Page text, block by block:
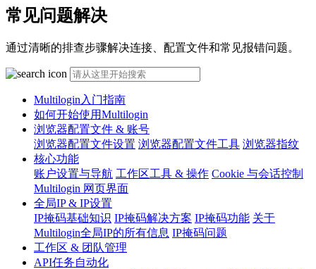
常见问题解决
通过清晰的排查步骤解决连接、配置文件和常见报错问题。
Multilogin入门指南
如何开始使用Multilogin
浏览器配置文件 & 账号
浏览器配置文件设置 浏览器配置文件工具 浏览器指纹
核心功能
账户设置与导航 工作区工具 & 操作 Cookie 与会话控制
Multilogin 网页界面
全局IP & IP设置
IP掩码基础知识 IP掩码解决方案 IP掩码功能 关于
Multilogin全局IP的所有信息 IP掩码问题
工作区 & 团队管理
API任务自动化